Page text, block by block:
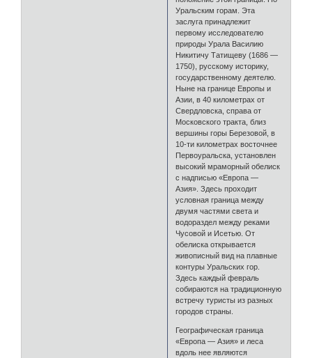
Уральским горам. Эта
заслуга принадлежит
первому исследователю
природы Урала Василию
Никитичу Татищеву (1686 —
1750), русскому историку,
государственному деятелю.
Ныне на границе Европы и
Азии, в 40 километрах от
Свердловска, справа от
Московского тракта, близ
вершины горы Березовой, в
10-ти километрах восточнее
Первоуральска, установлен
высокий мраморный обелиск
с надписью «Европа —
Азия». Здесь проходит
условная граница между
двумя частями света и
водораздел между реками
Чусовой и Исетью. От
обелиска открывается
живописный вид на плавные
контуры Уральских гор.
Здесь каждый февраль
собираются на традиционную
встречу туристы из разных
городов страны.
Географическая граница
«Европа — Азия» и леса
вдоль нее являются